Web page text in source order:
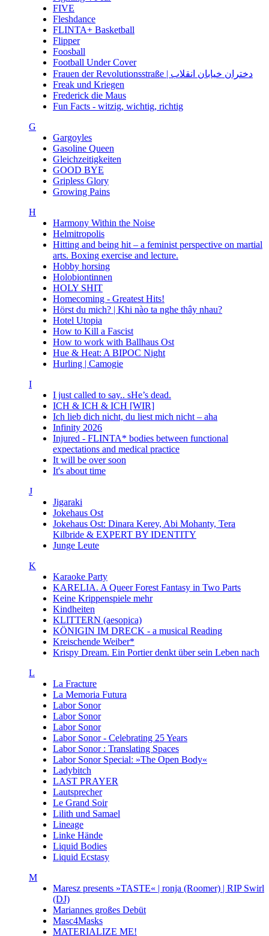
FIVE
Fleshdance
FLINTA+ Basketball
Flipper
Foosball
Football Under Cover
Frauen der Revolutionsstraße | دختران خیابان انقلاب
Freak und Kriegen
Frederick die Maus
Fun Facts - witzig, wichtig, richtig
G
Gargoyles
Gasoline Queen
Gleichzeitigkeiten
GOOD BYE
Gripless Glory
Growing Pains
H
Harmony Within the Noise
Helmitropolis
Hitting and being hit – a feminist perspective on martial
arts. Boxing exercise and lecture.
Hobby horsing
Holobiontinnen
HOLY SHIT
Homecoming - Greatest Hits!
Hörst du mich? | Khi nào ta nghe thây nhau?
Hotel Utopia
How to Kill a Fascist
How to work with Ballhaus Ost
Hue & Heat: A BIPOC Night
Hurling | Camogie
I
I just called to say.. sHe’s dead.
ICH & ICH & ICH [WIR]
Ich lieb dich nicht, du liest mich nicht – aha
Infinity 2026
Injured - FLINTA* bodies between functional
expectations and medical practice
It will be over soon
It's about time
J
Jigaraki
Jokehaus Ost
Jokehaus Ost: Dinara Kerey, Abi Mohanty, Tera
Kilbride & EXPERT BY IDENTITY
Junge Leute
K
Karaoke Party
KARELIA. A Queer Forest Fantasy in Two Parts
Keine Krippenspiele mehr
Kindheiten
KLITTERN (aesopica)
KÖNIGIN IM DRECK - a musical Reading
Kreischende Weiber*
Krispy Dream. Ein Portier denkt über sein Leben nach
L
La Fracture
La Memoria Futura
Labor Sonor
Labor Sonor
Labor Sonor
Labor Sonor - Celebrating 25 Years
Labor Sonor : Translating Spaces
Labor Sonor Special: »The Open Body«
Ladybitch
LAST PRAYER
Lautsprecher
Le Grand Soir
Lilith und Samael
Lineage
Linke Hände
Liquid Bodies
Liquid Ecstasy
M
Maresz presents »TASTE« | ronja (Roomer) | RIP Swirl
(DJ)
Mariannes großes Debüt
Masc4Masks
MATERIALIZE ME!